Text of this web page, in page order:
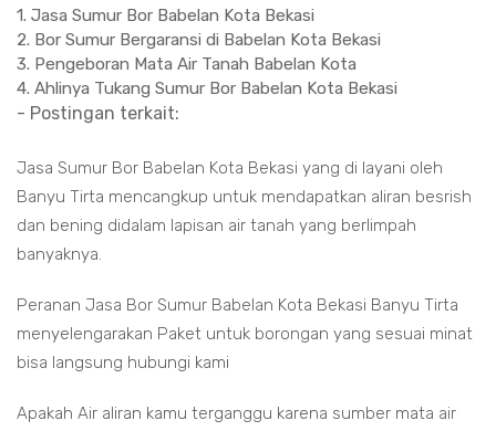
1. Jasa Sumur Bor Babelan Kota Bekasi
2. Bor Sumur Bergaransi di Babelan Kota Bekasi
3. Pengeboran Mata Air Tanah Babelan Kota
4. Ahlinya Tukang Sumur Bor Babelan Kota Bekasi
- Postingan terkait:
Jasa Sumur Bor Babelan Kota Bekasi yang di layani oleh
Banyu Tirta mencangkup untuk mendapatkan aliran besrish
dan bening didalam lapisan air tanah yang berlimpah
banyaknya.
Peranan Jasa Bor Sumur Babelan Kota Bekasi Banyu Tirta
menyelengarakan Paket untuk borongan yang sesuai minat
bisa langsung hubungi kami
Apakah Air aliran kamu terganggu karena sumber mata air